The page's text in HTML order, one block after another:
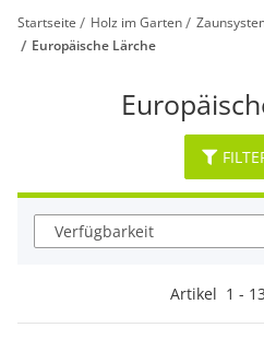
Startseite Holz im Garten
Europäische Lärche
Verfügbarkeit
Artikel 1 - 13